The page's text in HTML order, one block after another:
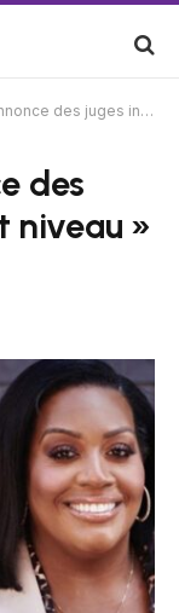
de « haut niveau » pour la saison 4
des
niveau »